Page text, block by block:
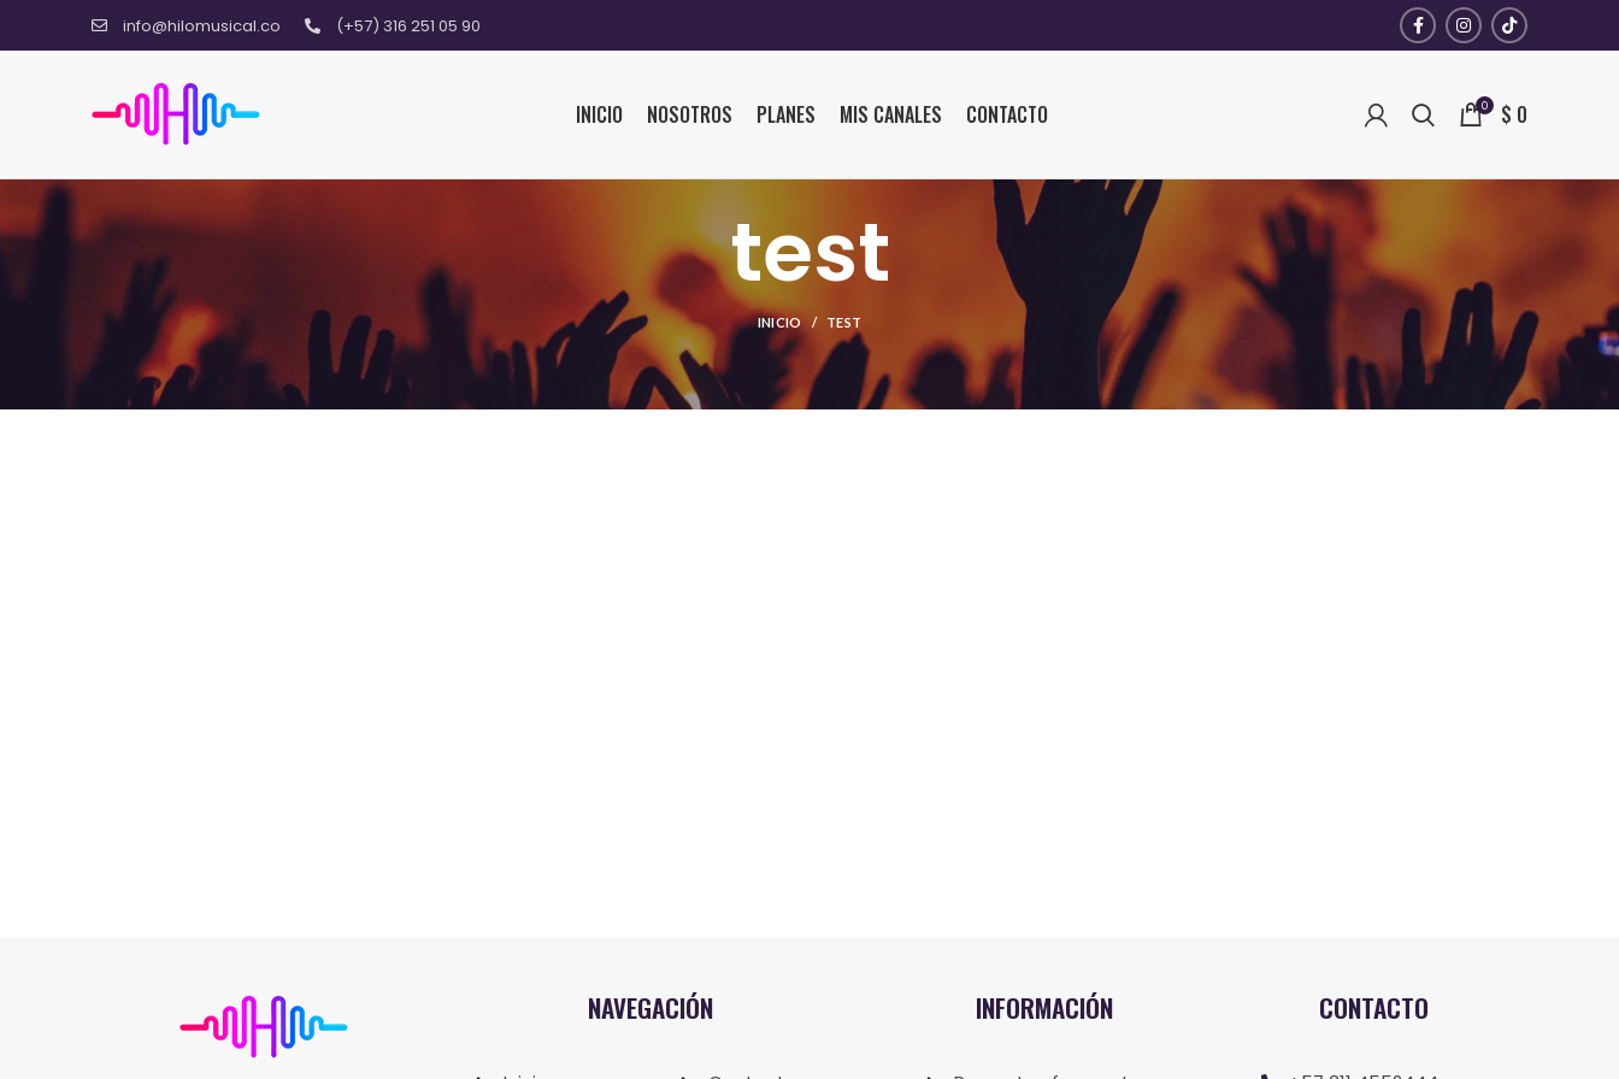
info@hilomusical.co (+57) 316 251 05 90
INICIO NOSOTROS PLANES MIS CANALES CONTACTO 0 $ 0
test
INICIO TEST
NAVEGACIÓN INFORMACIÓN CONTACTO